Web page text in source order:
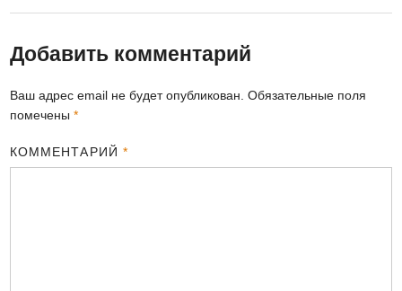
Добавить комментарий
Ваш адрес email не будет опубликован. Обязательные поля
помечены*
КОММЕНТАРИЙ *